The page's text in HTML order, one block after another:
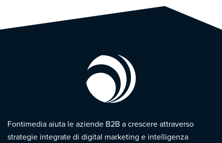
Fontimedia aiuta le aziende B2B a crescere attraverso
strategie integrate di digital marketing e intelligenza